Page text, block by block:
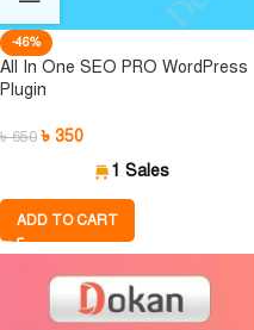
-46%
All In One SEO PRO WordPress
Plugin
৳650 ৳ 350
1 Sales
ADD TO CART